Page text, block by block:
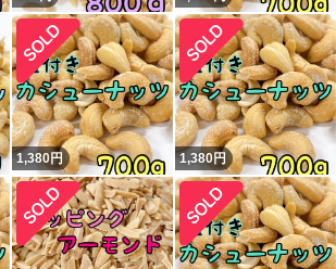
1,380円 1,380円